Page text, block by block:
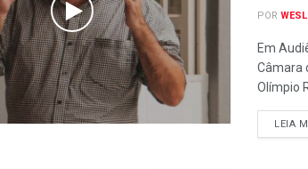
POR
Em
Câmara
Olímpio
LEIA